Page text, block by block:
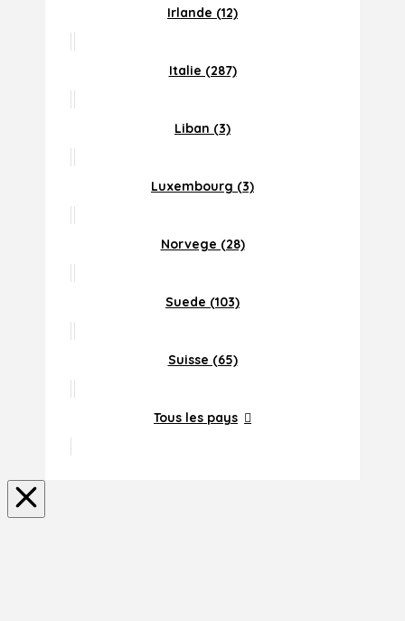
Irlande (12)
Italie (287)
Liban (3)
Luxembourg (3)
Norvege (28)
Suede (103)
Suisse (65)
Tous les pays